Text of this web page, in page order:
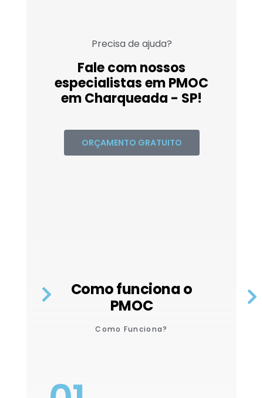
Precisa de ajuda?
Fale com nossos
especialistas em PMOC
em Charqueada - SP!
ORÇAMENTO GRATUITO
Como funciona o
PMOC
Como Funciona?